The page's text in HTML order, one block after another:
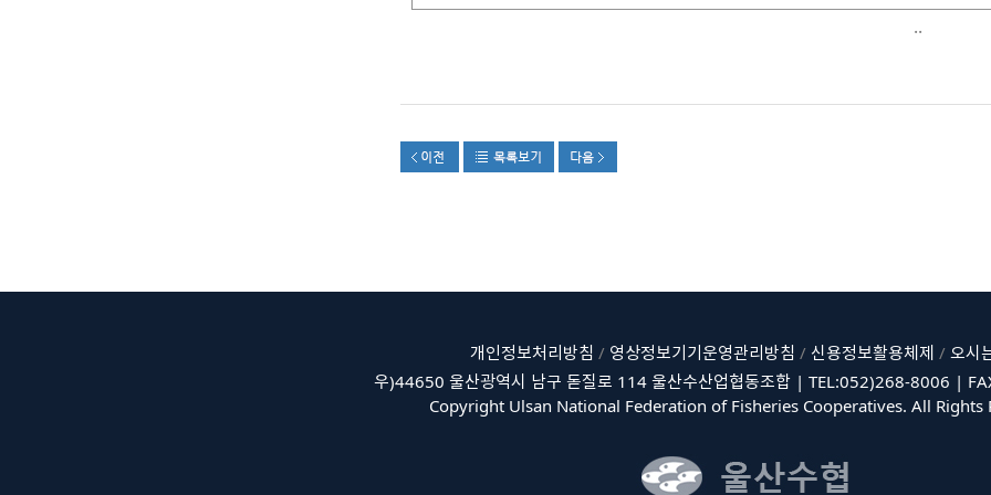
..
개인정보처리방침 / 영상정보기기운영관리방침 / 신용정보활용체제 / 오시
우)44650 울산광역시 남구 돋질로 114 울산수산업협동조합 | TEL:052)268-8006 |
Copyright Ulsan National Federation of Fisheries Cooperatives. All Rights